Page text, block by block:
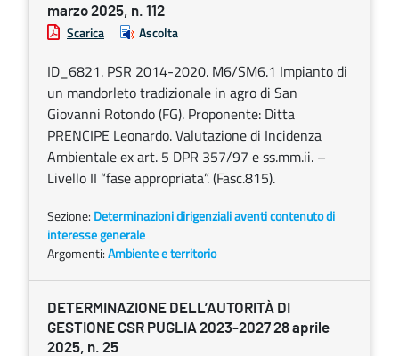
marzo 2025, n. 112
Scarica Ascolta
ID_6821. PSR 2014-2020. M6/SM6.1 Impianto di
un mandorleto tradizionale in agro di San
Giovanni Rotondo (FG). Proponente: Ditta
PRENCIPE Leonardo. Valutazione di Incidenza
Ambientale ex art. 5 DPR 357/97 e ss.mm.ii. –
Livello II “fase appropriata”. (Fasc.815).
Sezione: Determinazioni dirigenziali aventi contenuto di
interesse generale
Argomenti:Ambiente e territorio
DETERMINAZIONE DELL’AUTORITÀ DI
GESTIONE CSR PUGLIA 2023-2027 28 aprile
2025, n. 25